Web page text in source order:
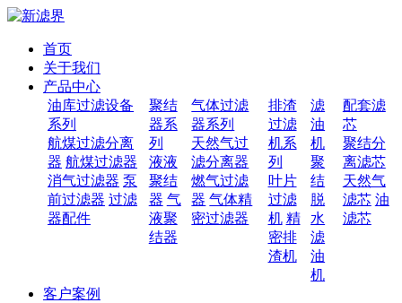
首页
关于我们
产品中心
油库过滤设备
系列
航煤过滤分离
器 航煤过滤器
消气过滤器 泵
前过滤器 过滤
器配件
聚结
器系
列
液液
聚结
器 气
液聚
结器
气体过滤
器系列
天然气过
滤分离器
燃气过滤
器 气体精
密过滤器
排渣
过滤
机系
列
叶片
过滤
机 精
密排
渣机
滤
油
机
聚
结
脱
水
滤
油
机
配套滤
芯
聚结分
离滤芯
天然气
滤芯 油
滤芯
客户案例